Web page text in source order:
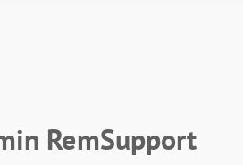
RemSupport